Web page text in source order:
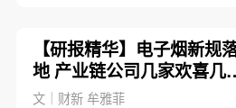
【研报精华】电子烟新规
地 产业链公司几家欢喜几
愁？
文｜财新 牟雅菲